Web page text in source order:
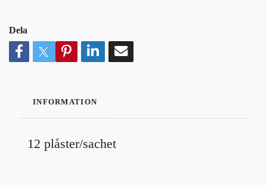
Dela
INFORMATION
12 plåster/sachet